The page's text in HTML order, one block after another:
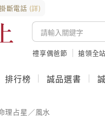
斷電話 (詳)
禮享偶爸節 搶領全
排行榜 誠品選書
理占星／風水